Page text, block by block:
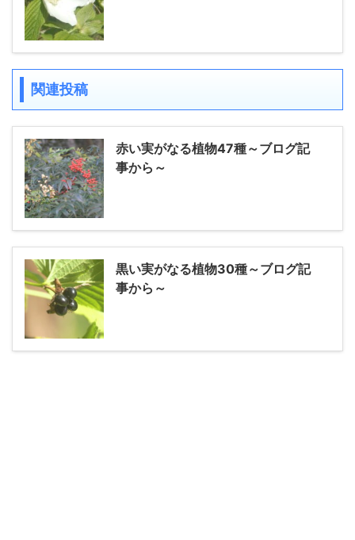
関連投稿
赤い実がなる植物47種～ブログ記
事から～
黒い実がなる植物30種～ブログ記
事から～